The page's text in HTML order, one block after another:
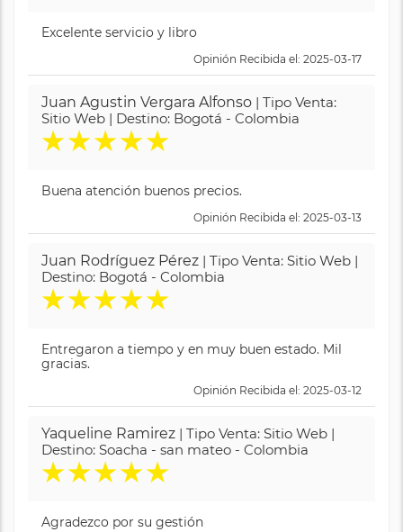
Excelente servicio y libro
Opinión Recibida el: 2025-03-17
Juan Agustin Vergara Alfonso | Tipo Venta:
Sitio Web | Destino: Bogotá - Colombia
★★★★★
Buena atención buenos precios.
Opinión Recibida el: 2025-03-13
Juan Rodríguez Pérez | Tipo Venta: Sitio Web |
Destino: Bogotá - Colombia
★★★★★
Entregaron a tiempo y en muy buen estado. Mil
gracias.
Opinión Recibida el: 2025-03-12
Yaqueline Ramirez | Tipo Venta: Sitio Web |
Destino: Soacha - san mateo - Colombia
★★★★★
Agradezco por su gestión